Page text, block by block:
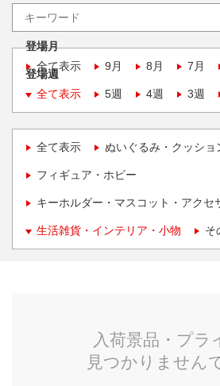
登場月
全て表示
9月 8月 7月
登場週
全て表示
5週 4週 3週
全て表示 ぬいぐるみ・クッショ
フィギュア・ホビー
キーホルダー・マスコット・アクセ
生活雑貨・インテリア・小物 そ